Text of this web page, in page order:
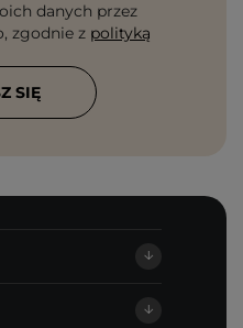
danych przez
zgodnie z polityką
SIĘ